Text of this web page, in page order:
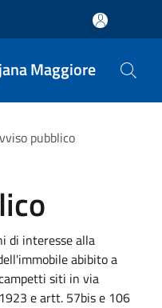
Maggiore
pubblico
di interesse alla
abibito a
siti in via
e artt. 57bis e 106